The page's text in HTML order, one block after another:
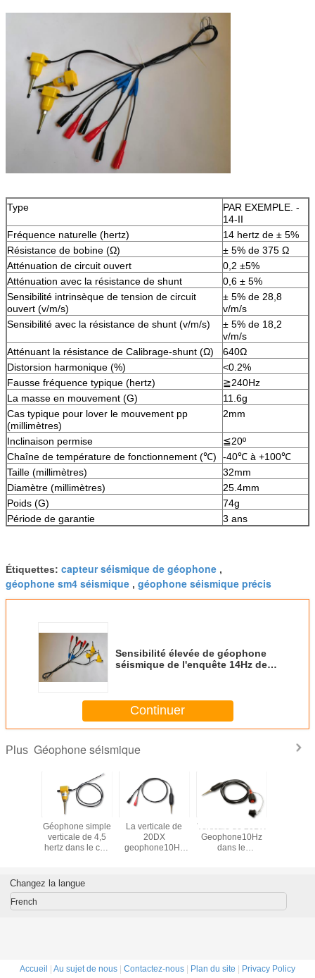
Type
PAR EXEMPLE. -
14-II
Fréquence naturelle (hertz)
14 hertz de ± 5%
Résistance de bobine (Ω)
± 5% de 375 Ω
Atténuation de circuit ouvert
0,2 ±5%
Atténuation avec la résistance de shunt
0,6 ± 5%
Sensibilité intrinsèque de tension de circuit
ouvert (v/m/s)
± 5% de 28,8
v/m/s
Sensibilité avec la résistance de shunt (v/m/s)
± 5% de 18,2
v/m/s
Atténuant la résistance de Calibrage-shunt (Ω)
640Ω
Distorsion harmonique (%)
<0.2%
Fausse fréquence typique (hertz)
≧240Hz
La masse en mouvement (G)
11.6g
Cas typique pour lover le mouvement pp
(millimètres)
2mm
Inclinaison permise
≦20º
Chaîne de température de fonctionnement (℃)
-40℃ à +100℃
Taille (millimètres)
32mm
Diamètre (millimètres)
25.4mm
Poids (G)
74g
Période de garantie
3 ans
Étiquettes: capteur séismique de géophone ,
géophone sm4 séismique , géophone séismique précis
Sensibilité élevée de géophone
séismique de l'enquête 14Hz de
Continuer
Plus Géophone séismique
de
le
chef de
Géophone simple
verticale de 4,5
hertz dans le cas
La verticale de
20DX
geophone10Hz
Muller
Verticale de 20DX
Geophone10Hz
dans le
With KCK
Changez la langue
French
Accueil | Au sujet de nous | Contactez-nous | Plan du site | Privacy Policy